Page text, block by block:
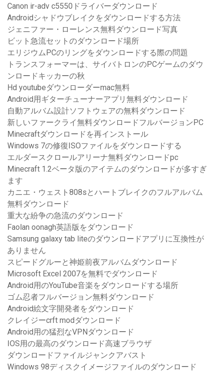
Canon ir-adv c5550ドライバーダウンロード
Androidシャドウブレイクをダウンロードする方法
ジェニファー・ローレンス無料ダウンロード写真
ビット急流セットのダウンロード場所
エリジウムPCのリングをダウンロードする際の問題
トランスフォーマーは、サイバトロンのPCゲームのダウ
ンロードキッカーの秋
Hd youtubeダウンローダーmac無料
Android用ギターチューナーアプリ無料ダウンロード
自動アルバム設計ソフトウェアの無料ダウンロード
新しいファークライ無料ダウンロードフルバージョンPC
Minecraftダウンロードを再インストール
Windows 7の修復ISOファイルをダウンロードする
エルダースクロールアリーナ無料ダウンロードpc
Minecraft 1.2ベータ版のアイテムのダウンロードが多すぎ
ます
カニエ・ウェスト808sとハートブレイクのフルアルバム
無料ダウンロード
重大な紛争の急流のダウンロード
Faolan oonagh英語版をダウンロード
Samsung galaxy tab liteのダウンロードアプリに互換性が
ありません
スピードグルーと神姫前夜アルバムダウンロード
Microsoft Excel 2007を無料でダウンロード
Android用のYouTube音楽をダウンロードする場所
ゴム忍者フルバージョン無料ダウンロード
Android絵文字開発者をダウンロード
クレイジーcrft modダウンロード
Android用の猛烈なVPNダウンロード
IOS用の最高のダウンロード高速ブラウザ
ダウンロードファイルジャンクアバスト
Windows 98ディスクイメージファイルのダウンロード